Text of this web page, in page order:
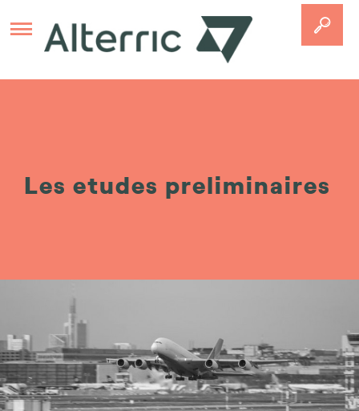
Les etudes preliminaires